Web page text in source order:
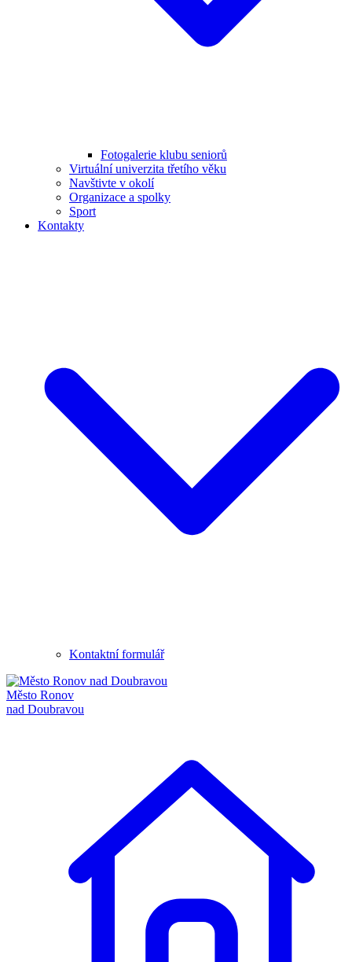
Fotogalerie klubu seniorů
Virtuální univerzita třetího věku
Navštivte v okolí
Organizace a spolky
Sport
Kontakty
Kontaktní formulář
Město Ronov
nad Doubravou